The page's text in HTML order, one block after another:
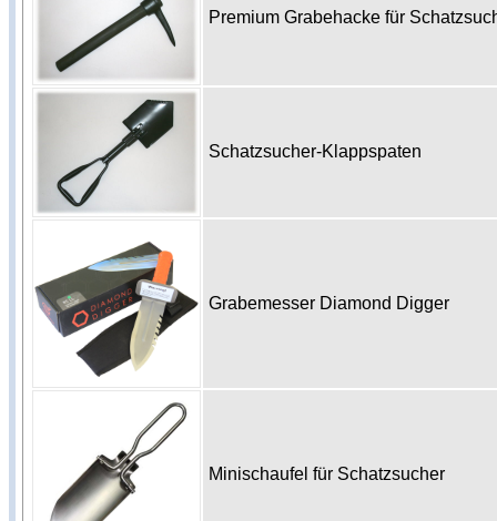
Premium Grabehacke für
Schatzsucher-Klappspaten
Grabemesser Diamond Digger
Minischaufel für Schatzsucher